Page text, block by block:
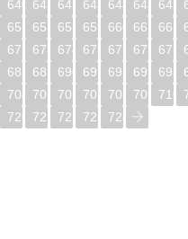
640
641 642 643 644 645 646
656
657 658 659 660 661 662
672
673 674 675 676 677 678
688
689 690 691 692 693 694
704
705 706 707 708 709 710
720
721 722 723 724